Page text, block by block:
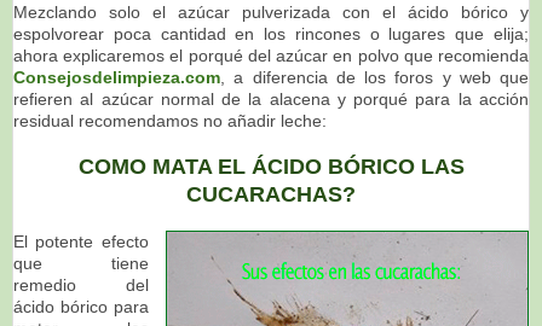
Mezclando solo el azúcar pulverizada con el ácido bórico y
espolvorear poca cantidad en los rincones o lugares que elija;
ahora explicaremos el porqué del azúcar en polvo que recomienda
Consejosdelimpieza.com , a diferencia de los foros y web que
refieren al azúcar normal de la alacena y porqué para la acción
residual recomendamos no añadir leche:
COMO MATA EL ÁCIDO BÓRICO LAS
CUCARACHAS?
El potente efecto
que tiene
remedio del
ácido bórico para